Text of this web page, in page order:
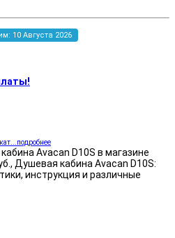
10 Августа 2026
Avacan D10S в магазине
Душевая кабина Avacan D10S:
инструкция и различные